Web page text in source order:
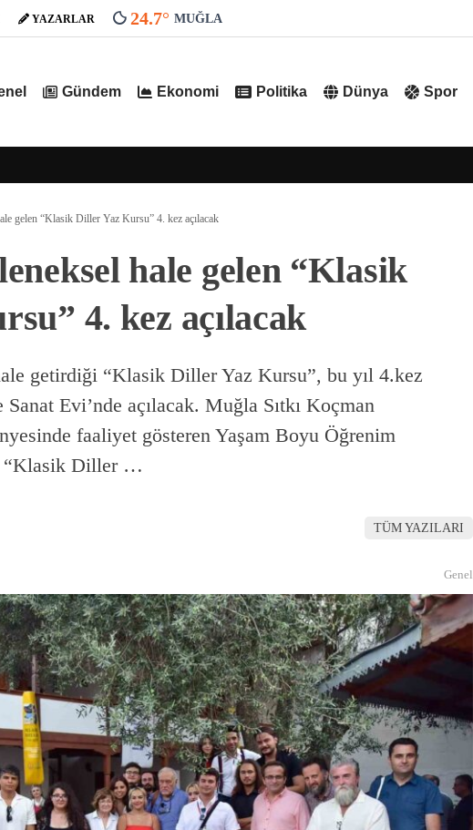
YAZARLAR 24.7° MUĞLA
Gündem Ekonomi Politika Dünya Spor
gelen “Klasik Diller Yaz Kursu” 4. kez açılacak
hale gelen “Klasik
4. kez açılacak
getirdiği “Klasik Diller Yaz Kursu”, bu yıl 4.kez
Evi’nde açılacak. Muğla Sıtkı Koçman
faaliyet gösteren Yaşam Boyu Öğrenim
“Klasik Diller …
TÜM YAZILARI
Genel